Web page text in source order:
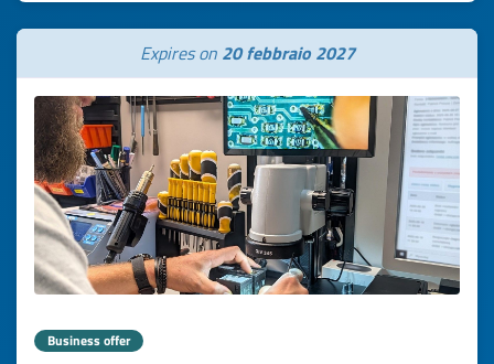
Expires on 20 febbraio 2027
Business offer